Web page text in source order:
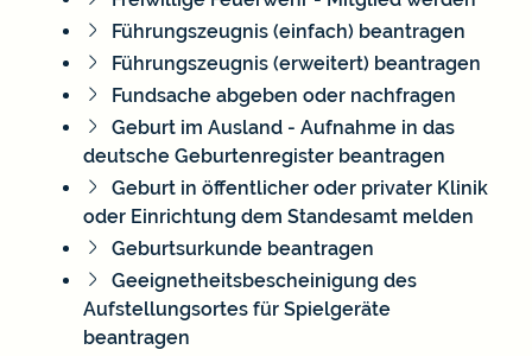
Führungszeugnis (einfach) beantragen
Führungszeugnis (erweitert) beantragen
Fundsache abgeben oder nachfragen
Geburt im Ausland - Aufnahme in das
deutsche Geburtenregister beantragen
Geburt in öffentlicher oder privater Klinik
oder Einrichtung dem Standesamt melden
Geburtsurkunde beantragen
Geeignetheitsbescheinigung des
Aufstellungsortes für Spielgeräte
beantragen